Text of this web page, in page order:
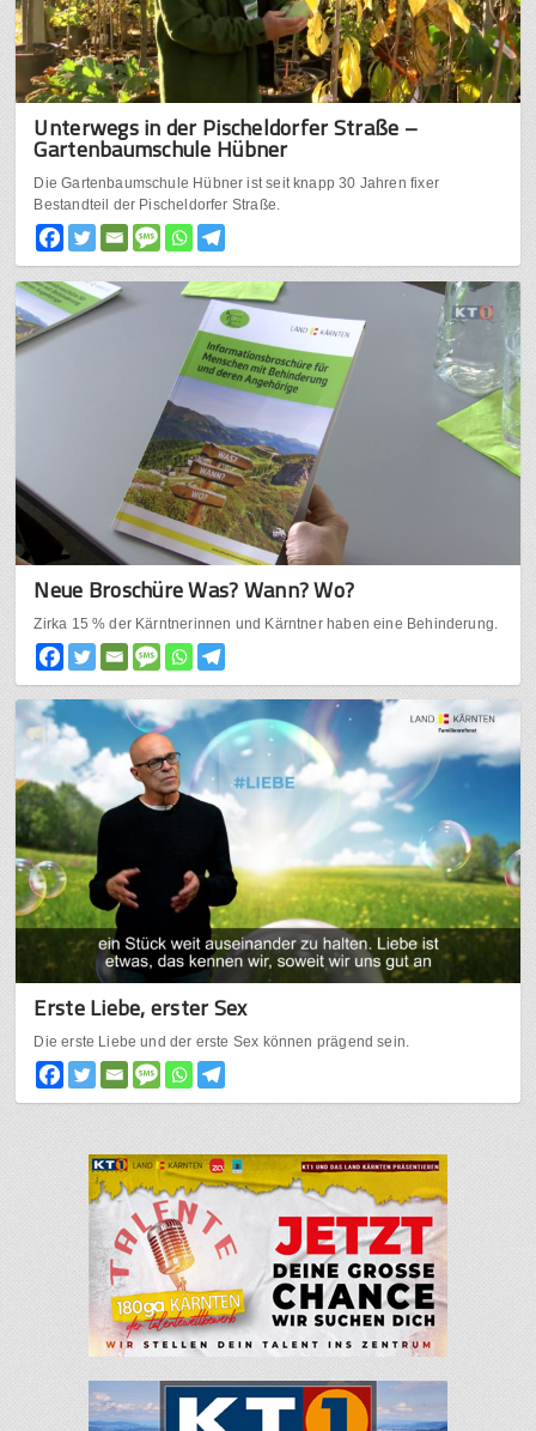
Unterwegs in der Pischeldorfer Straße –
Gartenbaumschule Hübner
Die Gartenbaumschule Hübner ist seit knapp 30 Jahren fixer
Bestandteil der Pischeldorfer Straße.
Neue Broschüre Was? Wann? Wo?
Zirka 15 % der Kärntnerinnen und Kärntner haben eine Behinderung.
Erste Liebe, erster Sex
Die erste Liebe und der erste Sex können prägend sein.